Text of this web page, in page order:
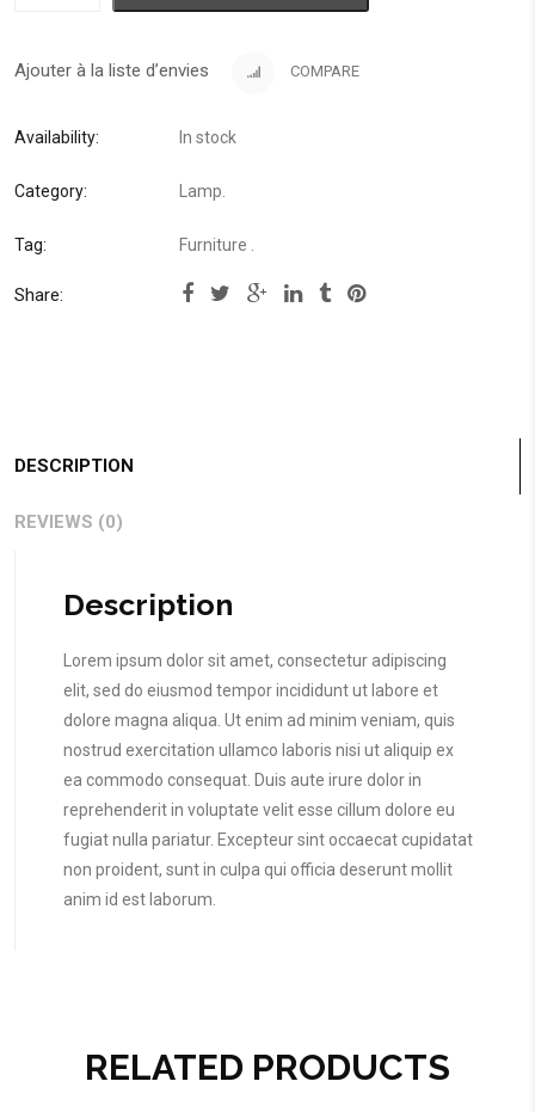
Ajouter à la liste d’envies COMPARE
Availability: In stock
Category: Lamp
Tag: Furniture
Share:
DESCRIPTION
REVIEWS (0)
Description
Lorem ipsum dolor sit amet, consectetur adipiscing
elit, sed do eiusmod tempor incididunt ut labore et
dolore magna aliqua. Ut enim ad minim veniam, quis
nostrud exercitation ullamco laboris nisi ut aliquip ex
ea commodo consequat. Duis aute irure dolor in
reprehenderit in voluptate velit esse cillum dolore eu
fugiat nulla pariatur. Excepteur sint occaecat cupidatat
non proident, sunt in culpa qui officia deserunt mollit
anim id est laborum.
RELATED PRODUCTS